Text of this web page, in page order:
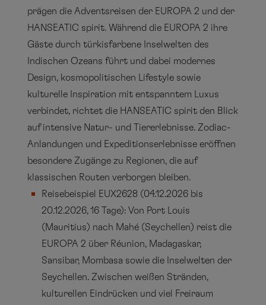
prägen die Adventsreisen der EUROPA 2 und der
HANSEATIC spirit. Während die EUROPA 2 ihre
Gäste durch türkisfarbene Inselwelten des
Indischen Ozeans führt und dabei modernes
Design, kosmopolitischen Lifestyle sowie
kulturelle Inspiration mit entspanntem Luxus
verbindet, richtet die HANSEATIC spirit den Blick
auf intensive Natur- und Tiererlebnisse. Zodiac-
Anlandungen und Expeditionserlebnisse eröffnen
besondere Zugänge zu Regionen, die auf
klassischen Routen verborgen bleiben.
Reisebeispiel EUX2628 (04.12.2026 bis
20.12.2026, 16 Tage): Von Port Louis
(Mauritius) nach Mahé (Seychellen) reist die
EUROPA 2 über Réunion, Madagaskar,
Sansibar, Mombasa sowie die Inselwelten der
Seychellen. Zwischen weißen Stränden,
kulturellen Eindrücken und viel Freiraum